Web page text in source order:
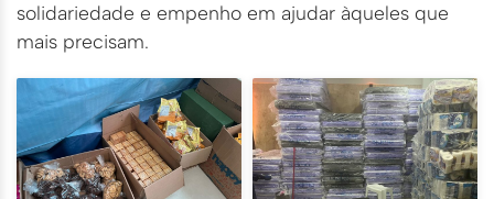
solidariedade e empenho em ajudar àqueles que
mais precisam.